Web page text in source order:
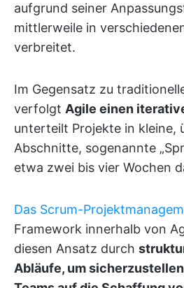
aufgrund seiner
mittlerweile in
verbreitet.
Im Gegensatz zu
verfolgt Agile einen
unterteilt Projekte in kleine,
Abschnitte, sogenannte
etwa zwei bis vier Wochen
Das Scrum-
Framework innerhalb von
diesen Ansatz durch
Abläufe, um